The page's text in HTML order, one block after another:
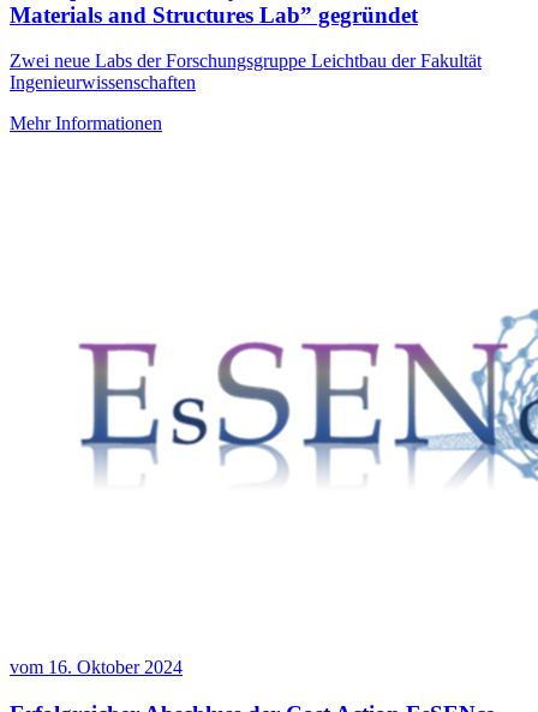
Materials and Structures Lab” gegründet
Zwei neue Labs der Forschungsgruppe Leichtbau der Fakultät
Ingenieurwissenschaften
Mehr Informationen
vom 16. Oktober 2024